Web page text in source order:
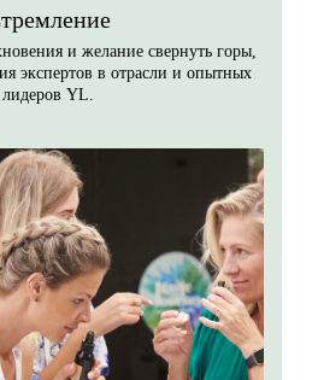
и желание свернуть горы,
экспертов в отрасли и опытных
лидеров YL.